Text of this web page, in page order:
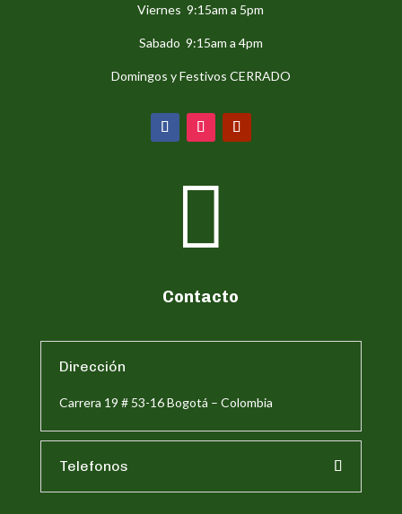
Viernes 9:15am a 5pm
Sabado 9:15am a 4pm
Domingos y Festivos CERRADO

Contacto
Dirección
Carrera 19 # 53-16 Bogotá – Colombia
Telefonos